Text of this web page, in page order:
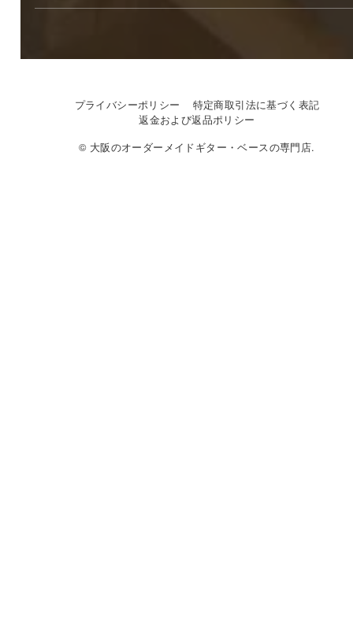
プライバシーポリシー
特定商取引法に基づく表記
返金および返品ポリシー
© 大阪のオーダーメイドギター・ベースの専門店.